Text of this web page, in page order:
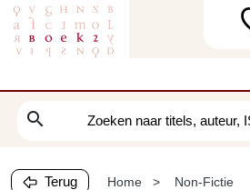
search
Terug Home
Non-Fictie